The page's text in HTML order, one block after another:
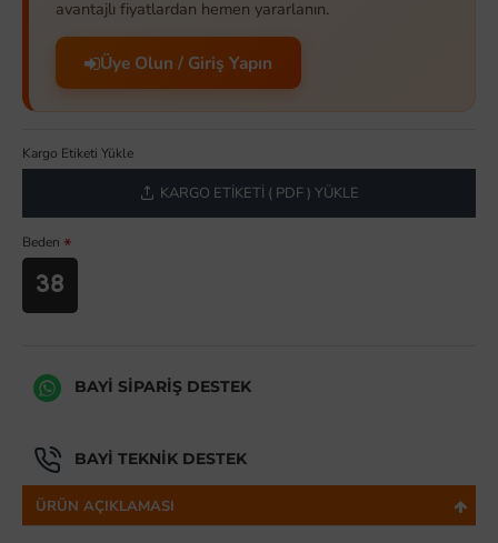
avantajlı fiyatlardan hemen yararlanın.
Üye Olun / Giriş Yapın
Kargo Etiketi Yükle
KARGO ETIKETI ( PDF ) YÜKLE
Beden
38
BAYI SIPARIŞ DESTEK
BAYI TEKNIK DESTEK
ÜRÜN AÇIKLAMASI